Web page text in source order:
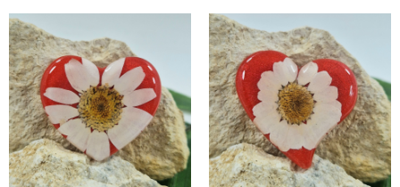
Nyaklánc / Medál
Fülbevaló
Karperec
Kitűző
Gyöngy / Talizmán
Haj kiegészítők
Havasi gyopár ékszerek